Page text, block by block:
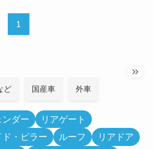
1
ど 国産車 外車
ンダー
リアゲート
ド・ピラー ルーフ
リアドア